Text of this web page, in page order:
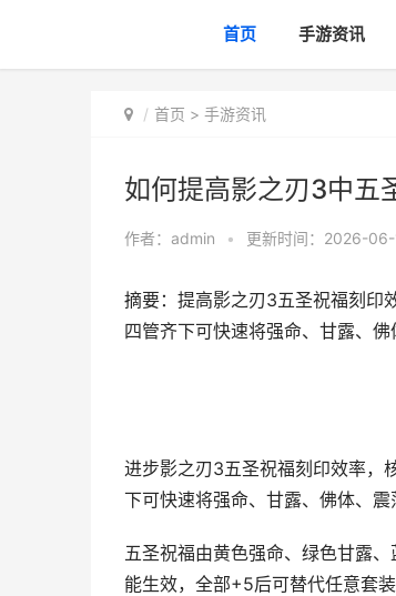
首页 手游资讯
首页 > 手游资讯
如何提高影之刃3中五
作者： admin • 更新时间：2026-
摘要：提高影之刃3五圣祝福刻印
四管齐下可快速将强命、甘露、
进步影之刃3五圣祝福刻印效率，
下可快速将强命、甘露、佛体、
五圣祝福由黄色强命、绿色甘露
能生效，全部+5后可替代任意套